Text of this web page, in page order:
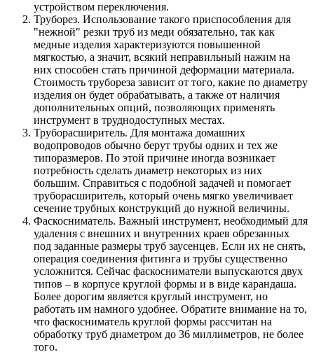
устройством переключения.
Труборез. Использование такого приспособления для
"нежной" резки труб из меди обязательно, так как
медные изделия характеризуются повышенной
мягкостью, а значит, всякий неправильный нажим на
них способен стать причиной деформации материала.
Стоимость трубореза зависит от того, какие по диаметру
изделия он будет обрабатывать, а также от наличия
дополнительных опций, позволяющих применять
инструмент в труднодоступных местах.
Труборасширитель. Для монтажа домашних
водопроводов обычно берут трубы одних и тех же
типоразмеров. По этой причине иногда возникает
потребность сделать диаметр некоторых из них
большим. Справиться с подобной задачей и помогает
труборасширитель, который очень мягко увеличивает
сечение трубных конструкций до нужной величины.
Фаскосниматель. Важный инструмент, необходимый для
удаления с внешних и внутренних краев обрезанных
под заданные размеры труб заусенцев. Если их не снять,
операция соединения фитинга и трубы существенно
усложнится. Сейчас фаскосниматели выпускаются двух
типов – в корпусе круглой формы и в виде карандаша.
Более дорогим является круглый инструмент, но
работать им намного удобнее. Обратите внимание на то,
что фаскосниматель круглой формы рассчитан на
обработку труб диаметром до 36 миллиметров, не более
того.